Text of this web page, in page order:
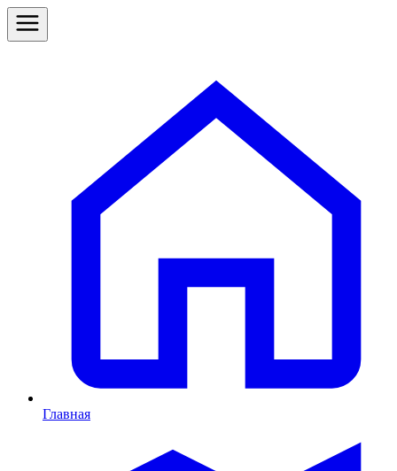
Главная